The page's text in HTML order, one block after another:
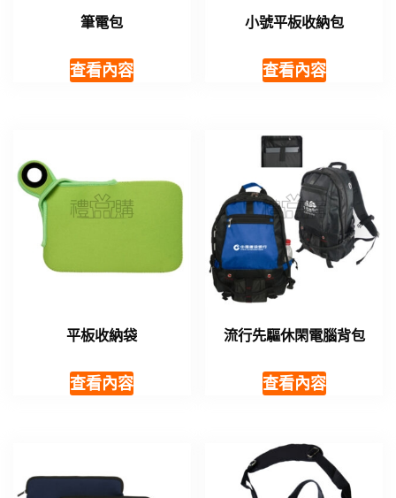
筆電包
查看內容
小號平板收納包
查看內容
平板收納袋
查看內容
流行先驅休閑電腦背包
查看內容